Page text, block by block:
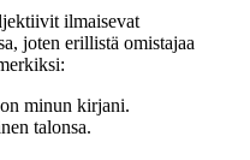
ilmaisevat
joten erillistä omistajaa
minun kirjani.
talonsa.